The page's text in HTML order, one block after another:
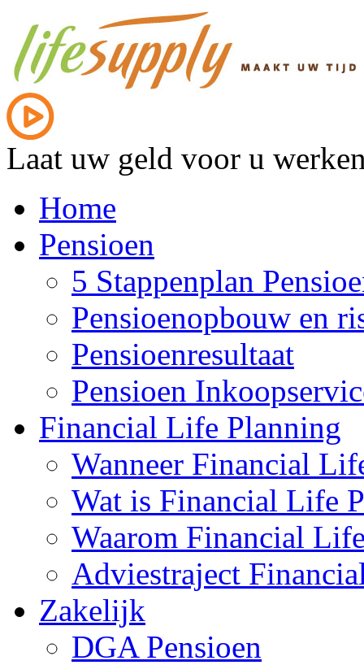
Laat uw geld voor u
Home
Pensioen
5 Stappenplan
Pensioenopbouw en
Pensioenresultaat
Pensioen
Financial Life Planning
Wanneer Financial
Wat is Financial Life
Waarom Financial
Adviestraject
Zakelijk
DGA Pensioen